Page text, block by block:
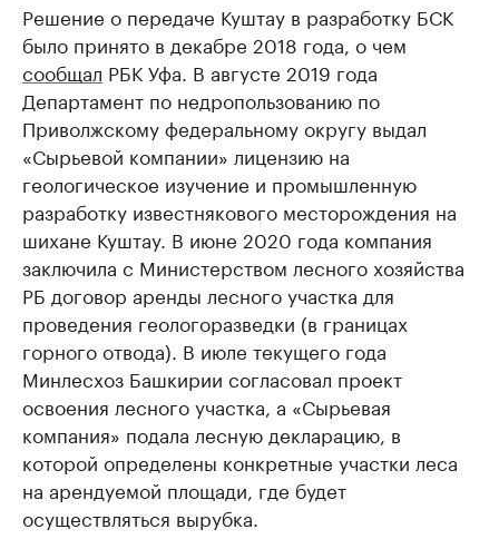
Решение о передаче Куштау в разработку БСК
было принято в декабре 2018 года, о чем
сообщал РБК Уфа. В августе 2019 года
Департамент по недропользованию по
Приволжскому федеральному округу выдал
«Сырьевой компании» лицензию на
геологическое изучение и промышленную
разработку известнякового месторождения на
шихане Куштау. В июне 2020 года компания
заключила с Министерством лесного хозяйства
РБ договор аренды лесного участка для
проведения геологоразведки (в границах
горного отвода). В июле текущего года
Минлесхоз Башкирии согласовал проект
освоения лесного участка, а «Сырьевая
компания» подала лесную декларацию, в
которой определены конкретные участки леса
на арендуемой площади, где будет
осуществляться вырубка.